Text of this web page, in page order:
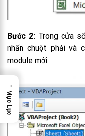
Bước 2:Trong cửa sổ
nhấn chuột phải và
module mới.
→
Mục Lục